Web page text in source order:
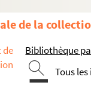
de la
de
Bibliothèque
Tous
Notes d'art